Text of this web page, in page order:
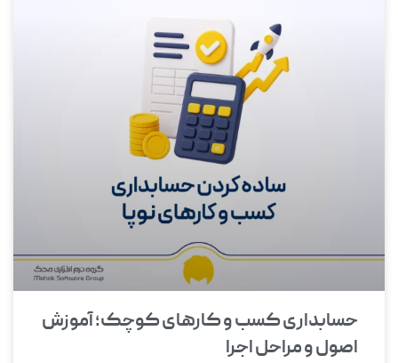
حسابداری کسب و کارهای کوچک؛ آموزش
اصول و مراحل اجرا